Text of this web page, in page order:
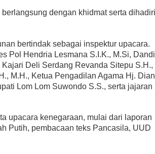
dengan khidmat serta dihadiri
bertindak sebagai inspektur upacara.
Pol Hendria Lesmana S.I.K., M.Si,
Deli Serdang Revanda Sitepu S.H.,
M.H., Ketua Pengadilan Agama Hj. Dian
Lom Lom Suwondo S.S., serta jajaran
upacara kenegaraan, mulai dari laporan
Putih, pembacaan teks Pancasila, UUD